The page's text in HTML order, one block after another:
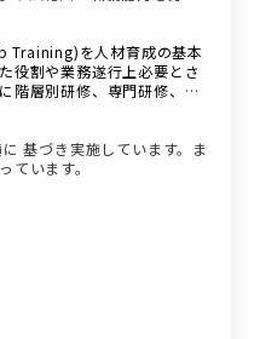
Training)を人材育成の基本
役割や業務遂行上必要とさ
階層別研修、専門研修、派
基づき実施しています。ま
ています。